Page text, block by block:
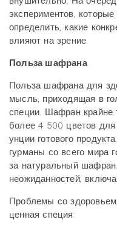
экспериментов,
определить, какие
влияют на зрение.
Польза шафрана
Польза шафрана для
мысль, приходящая в
специи. Шафран крайне
более 4 500 цветов для
унции готового
гурманы со всего мира
за натуральный
неожиданностей,
Проблемы со
ценная специя: